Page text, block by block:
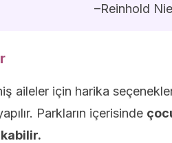
–Reinhold
aileler için harika
Parkların içerisinde